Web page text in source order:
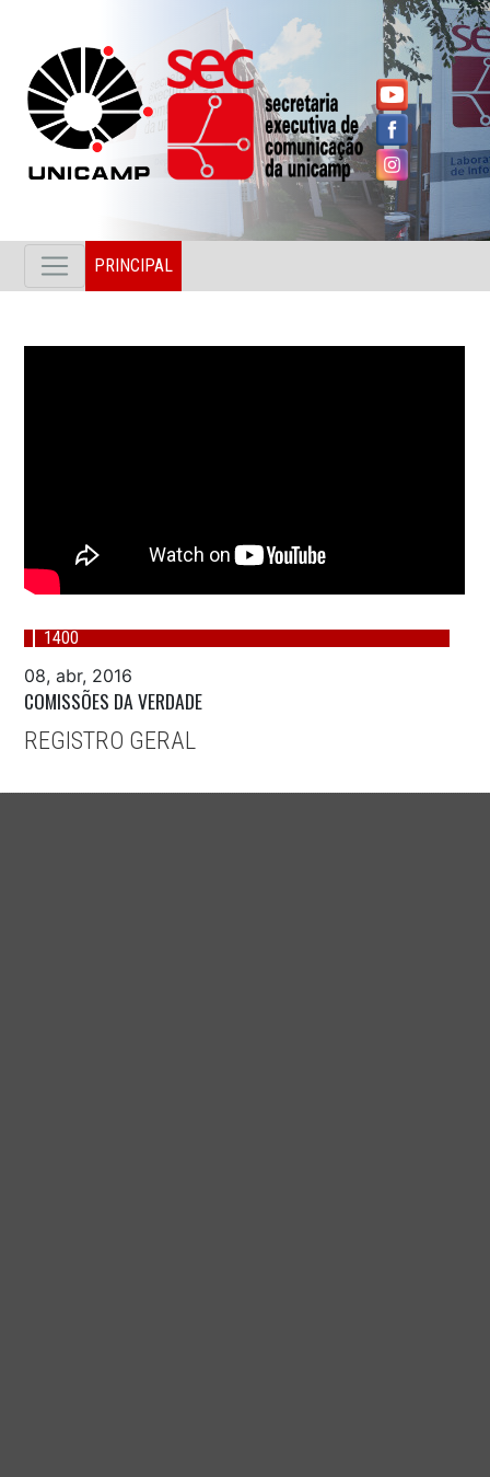
PRINCIPAL
1400
08, abr, 2016
COMISSÕES DA VERDADE
REGISTRO GERAL